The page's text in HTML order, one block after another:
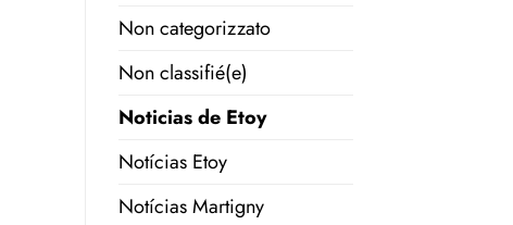
Non categorizzato
Non classifié(e)
Noticias de Etoy
Notícias Etoy
Notícias Martigny